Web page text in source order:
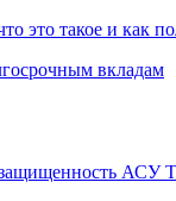
это такое и как
вкладам
АСУ